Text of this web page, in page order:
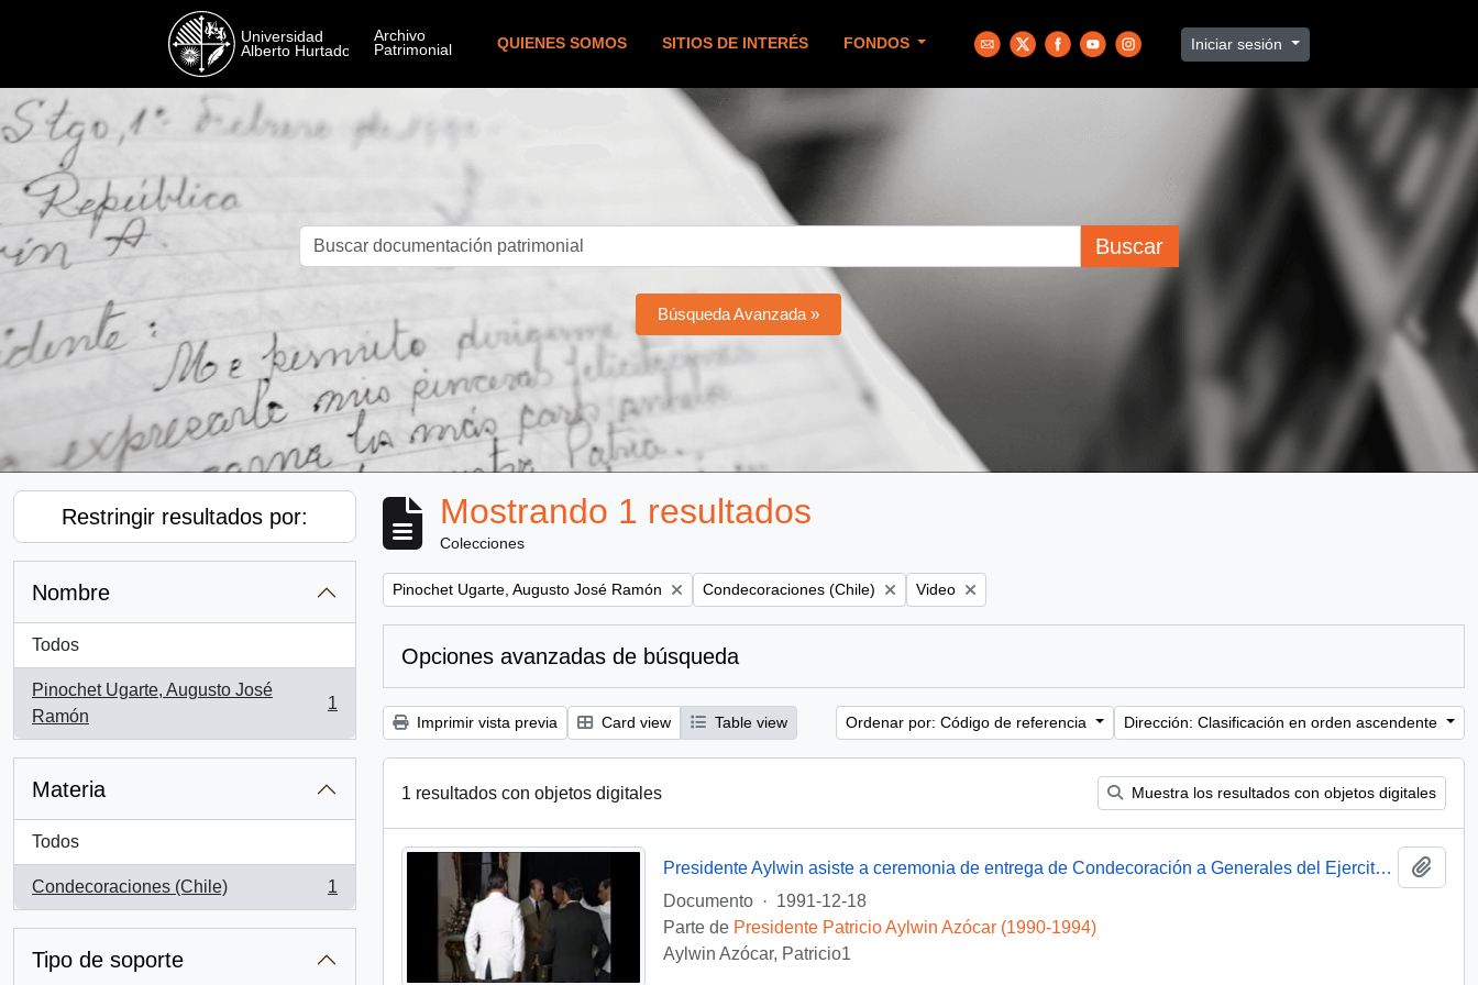
QUIENES SOMOS SITIOS DE INTERÉS FONDOS Iniciar sesión
Buscar
Búsqueda Avanzada »
Restringir resultados por:
Nombre
Todos
Pinochet Ugarte, Augusto José
Ramón
, 1 resultados
1
Materia
Todos
Condecoraciones (Chile)
, 1 resultados
1
Tipo de soporte
Mostrando 1 resultados
Colecciones
Remove filter:
Pinochet Ugarte, Augusto José Ramón Remove filter:
Condecoraciones (Chile) Remove filter:
Video
Opciones avanzadas de búsqueda
Imprimir vista previa Card view Table view Ordenar por: Código de referencia Dirección: Clasificación en orden ascendente
1 resultados con objetos digitales Muestra los resultados con objetos digitales
Presidente Aylwin asiste a ceremonia de entrega de Condecoración a Generales del Ejercito : video
Documento
· 1991-12-18
Parte de Presidente Patricio Aylwin Azócar (1990-1994)
Aylwin Azócar, Patricio1